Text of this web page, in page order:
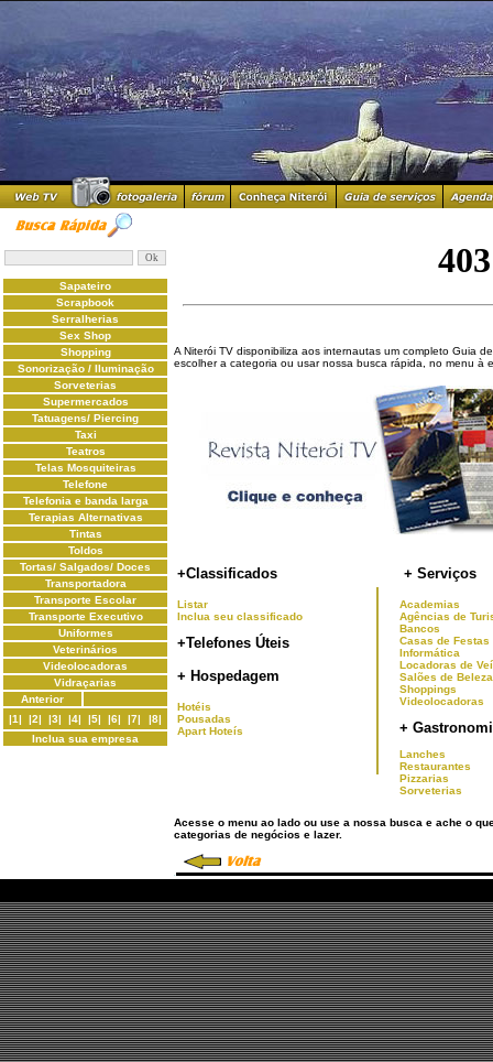
Sapateiro
Scrapbook
Serralherias
Sex Shop
Shopping
Sonorização / Iluminação
Sorveterias
Supermercados
Tatuagens/ Piercing
Taxi
Teatros
Telas Mosquiteiras
Telefone
Telefonia e banda larga
Terapias Alternativas
Tintas
Toldos
Tortas/ Salgados/ Doces
Transportadora
Transporte Escolar
Transporte Executivo
Uniformes
Veterinários
Videolocadoras
Vidraçarias
Anterior
|1|
|2| |3| |4| |5| |6| |7|
|8|
Inclua sua empresa
A Niterói TV disponibiliza aos internautas um completo Guia
escolher a categoria ou usar nossa busca rápida, no menu à
+Classificados
Listar
Inclua seu classificado
+Telefones Úteis
+ Hospedagem
Hotéis
Pousadas
Apart Hoteís
+ Serviços
Academias
Agências de
Bancos
Casas de Festas
Informática
Locadoras de
Salões de Beleza
Shoppings
Videolocadoras
+
Lanches
Restaurantes
Pizzarias
Sorveterias
Acesse o menu ao lado ou use a nossa busca e ache o
categorias de negócios e lazer.